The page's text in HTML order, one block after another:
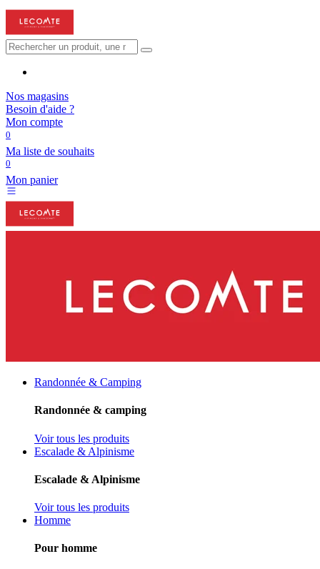
Nos magasins
Besoin d'aide ?
Mon compte
0
Ma liste de souhaits
0
Mon panier
Randonnée & Camping
Randonnée & camping
Voir tous les produits
Escalade & Alpinisme
Escalade & Alpinisme
Voir tous les produits
Homme
Pour homme